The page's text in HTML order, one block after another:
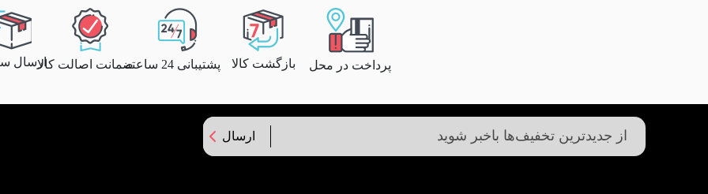
پرداخت در محل بازگشت کالا پشتیبانی 24 ساعته ضمانت اصالت کالاارسال
ارسال